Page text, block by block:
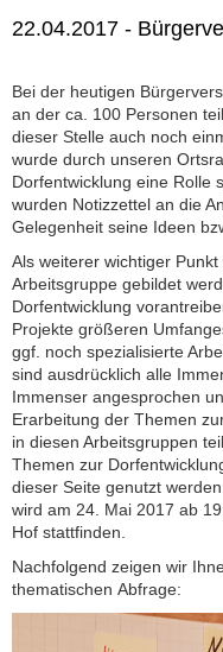
22.04.2017 -
Bei der heutigen
an der ca. 100 Personen
dieser Stelle auch noch
wurde durch unseren
Dorfentwicklung eine Rolle
wurden Notizzettel an die
Gelegenheit seine Ideen
Als weiterer wichtiger
Arbeitsgruppe gebildet
Dorfentwicklung
Projekte größeren
ggf. noch spezialisierte
sind ausdrücklich alle
Immenser angesprochen
Erarbeitung der Themen
in diesen Arbeitsgruppen
Themen zur
dieser Seite genutzt
wird am 24. Mai 2017 ab
Hof stattfinden.
Nachfolgend zeigen wir
thematischen Abfrage: